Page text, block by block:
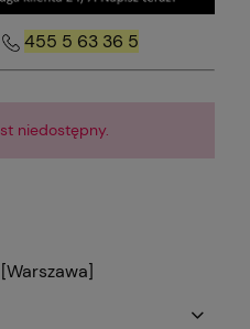
455 5 63 36 5
niedostępny.